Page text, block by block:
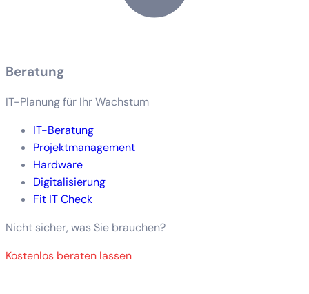
Beratung
IT-Planung für Ihr Wachstum
IT-Beratung
Projektmanagement
Hardware
Digitalisierung
Fit IT Check
Nicht sicher, was Sie brauchen?
Kostenlos beraten lassen